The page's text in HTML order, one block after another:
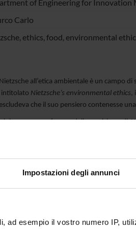
Impostazioni degli annunci
ad esempio il vostro numero IP,
of Engineering for Innovation
Carlo
ethics, food, environmental
all’etica ambientale è un campo
intitolato Nietzsche’s environmental ethics,
che il suo pensiero contenesse
è espressa a favore della posizione di
la prima volta come dal pensiero di
con la natura. Utilizzando un metodo
e filosofia della scienza, e dall’altra
di Nietzsche possa definire un